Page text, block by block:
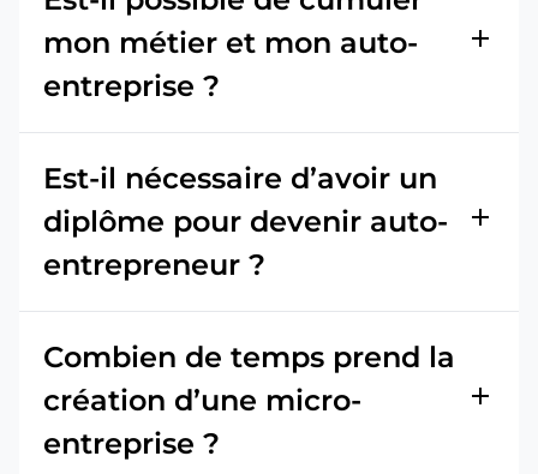
mon métier et mon auto-
entreprise ?
add
Est-il nécessaire d’avoir un
diplôme pour devenir auto-
entrepreneur ?
add
Combien de temps prend la
création d’une micro-
entreprise ?
add